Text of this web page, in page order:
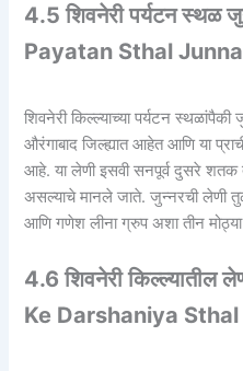
4.5 शिवनेरी पर्यटन स्थळ
Payatan Sthal
शिवनेरी किल्ल्याच्या पर्यटन स्थळांपैकी
औरंगाबाद जिल्ह्यात आहेत आणि या
आहे. या लेणी इसवी सनपूर्व दुसरे शतक
असल्याचे मानले जाते. जुन्नरची लेणी
आणि गणेश लीना ग्रुप अशा तीन
4.6 शिवनेरी किल्ल्यातील
Ke Darshaniya